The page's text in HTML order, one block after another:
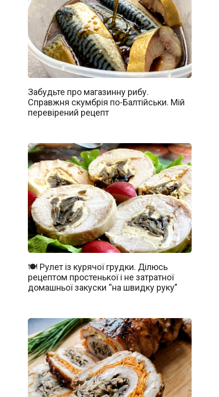
Забудьте про магазинну рибу.
Справжня скумбрія по-Балтійськи. Мій
перевірений рецепт
🍽️ Рулет із курячої грудки. Ділюсь
рецептом простенької і не затратної
домашньої закуски “на швидку руку”